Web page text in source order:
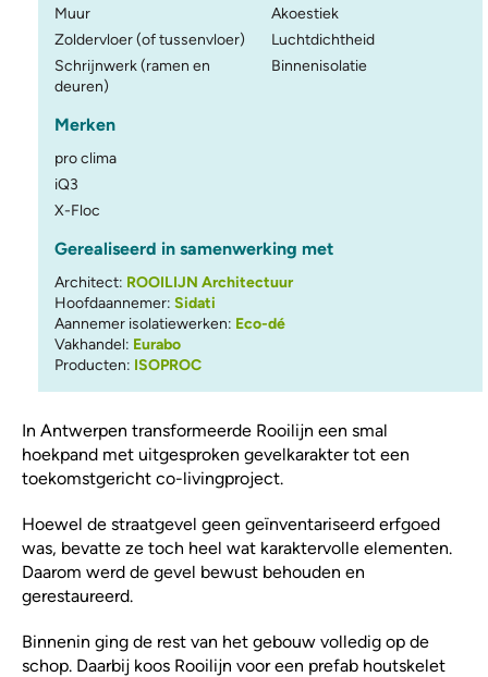
Muur
Zoldervloer (of tussenvloer)
Schrijnwerk (ramen en
deuren)
Akoestiek
Luchtdichtheid
Binnenisolatie
Merken
pro clima
iQ3
X-Floc
Gerealiseerd in samenwerking met
Architect: ROOILIJN Architectuur
Hoofdaannemer:Sidati
Aannemer isolatiewerken: Eco-dé
Vakhandel: Eurabo
Producten: ISOPROC
In Antwerpen transformeerde Rooilijn een smal
hoekpand met uitgesproken gevelkarakter tot een
toekomstgericht co-livingproject.
Hoewel de straatgevel geen geïnventariseerd erfgoed
was, bevatte ze toch heel wat karaktervolle elementen.
Daarom werd de gevel bewust behouden en
gerestaureerd.
Binnenin ging de rest van het gebouw volledig op de
schop. Daarbij koos Rooilijn voor een prefab houtskelet